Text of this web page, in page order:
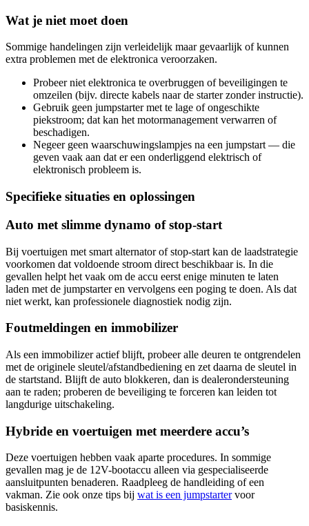
Wat je niet moet doen
Sommige handelingen zijn verleidelijk maar gevaarlijk of kunnen
extra problemen met de elektronica veroorzaken.
Probeer niet elektronica te overbruggen of beveiligingen te
omzeilen (bijv. directe kabels naar de starter zonder instructie).
Gebruik geen jumpstarter met te lage of ongeschikte
piekstroom; dat kan het motormanagement verwarren of
beschadigen.
Negeer geen waarschuwingslampjes na een jumpstart — die
geven vaak aan dat er een onderliggend elektrisch of
elektronisch probleem is.
Specifieke situaties en oplossingen
Auto met slimme dynamo of stop‑start
Bij voertuigen met smart alternator of stop-start kan de laadstrategie
voorkomen dat voldoende stroom direct beschikbaar is. In die
gevallen helpt het vaak om de accu eerst enige minuten te laten
laden met de jumpstarter en vervolgens een poging te doen. Als dat
niet werkt, kan professionele diagnostiek nodig zijn.
Foutmeldingen en immobilizer
Als een immobilizer actief blijft, probeer alle deuren te ontgrendelen
met de originele sleutel/afstandbediening en zet daarna de sleutel in
de startstand. Blijft de auto blokkeren, dan is dealerondersteuning
aan te raden; proberen de beveiliging te forceren kan leiden tot
langdurige uitschakeling.
Hybride en voertuigen met meerdere accu’s
Deze voertuigen hebben vaak aparte procedures. In sommige
gevallen mag je de 12V-bootaccu alleen via gespecialiseerde
aansluitpunten benaderen. Raadpleeg de handleiding of een
vakman. Zie ook onze tips bij wat is een jumpstartervoor
basiskennis.